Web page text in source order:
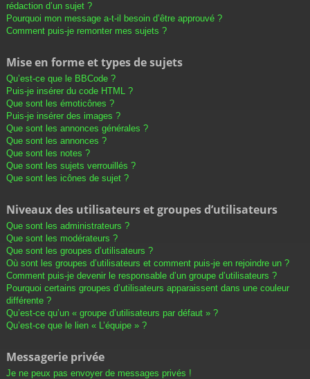
rédaction d’un sujet ?
Pourquoi mon message a-t-il besoin d’être approuvé ?
Comment puis-je remonter mes sujets ?
Mise en forme et types de sujets
Qu’est-ce que le BBCode ?
Puis-je insérer du code HTML ?
Que sont les émoticônes ?
Puis-je insérer des images ?
Que sont les annonces générales ?
Que sont les annonces ?
Que sont les notes ?
Que sont les sujets verrouillés ?
Que sont les icônes de sujet ?
Niveaux des utilisateurs et groupes d’utilisateurs
Que sont les administrateurs ?
Que sont les modérateurs ?
Que sont les groupes d’utilisateurs ?
Où sont les groupes d’utilisateurs et comment puis-je en rejoindre un ?
Comment puis-je devenir le responsable d’un groupe d’utilisateurs ?
Pourquoi certains groupes d’utilisateurs apparaissent dans une couleur
différente ?
Qu’est-ce qu’un « groupe d’utilisateurs par défaut » ?
Qu’est-ce que le lien « L’équipe » ?
Messagerie privée
Je ne peux pas envoyer de messages privés !